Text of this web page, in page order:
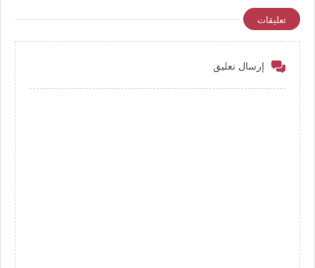
تعليقات
إرسال تعليق